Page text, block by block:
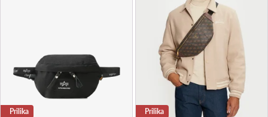
Prilika Prilika